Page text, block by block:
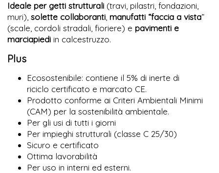
Ideale per getti strutturali (travi, pilastri, fondazioni,
muri), solette collaboranti manufatti “faccia a vista”
(scale, cordoli stradali, fioriere) e pavimenti e
marciapiedi in calcestruzzo.
Plus
Ecosostenibile: contiene il 5% di inerte di
riciclo certificato e marcato CE.
Prodotto conforme ai Criteri Ambientali Minimi
(CAM) per la sostenibilità ambientale.
Per gli usi di tutti i giorni
Per impieghi strutturali (classe C 25/30)
Sicuro e certificato
Ottima lavorabilità
Per uso in interni ed esterni.